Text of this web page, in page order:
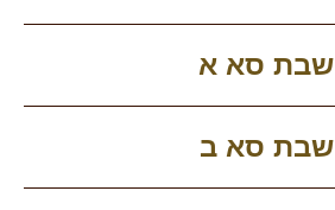
שבת סא א
שבת סא ב